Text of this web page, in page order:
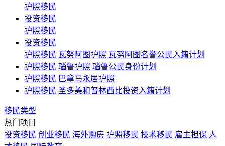
护照移民
投资移民
护照移民
投资移民
护照移民 瓦努阿图护照 瓦努阿图名誉公民入籍计划
护照移民 瑙鲁护照 瑙鲁公民身份计划
护照移民 巴拿马永居护照
护照移民 圣多美和普林西比投资入籍计划
移民类型
热门项目
投资移民 创业移民 海外购房 护照移民 技术移民 雇主担保 人